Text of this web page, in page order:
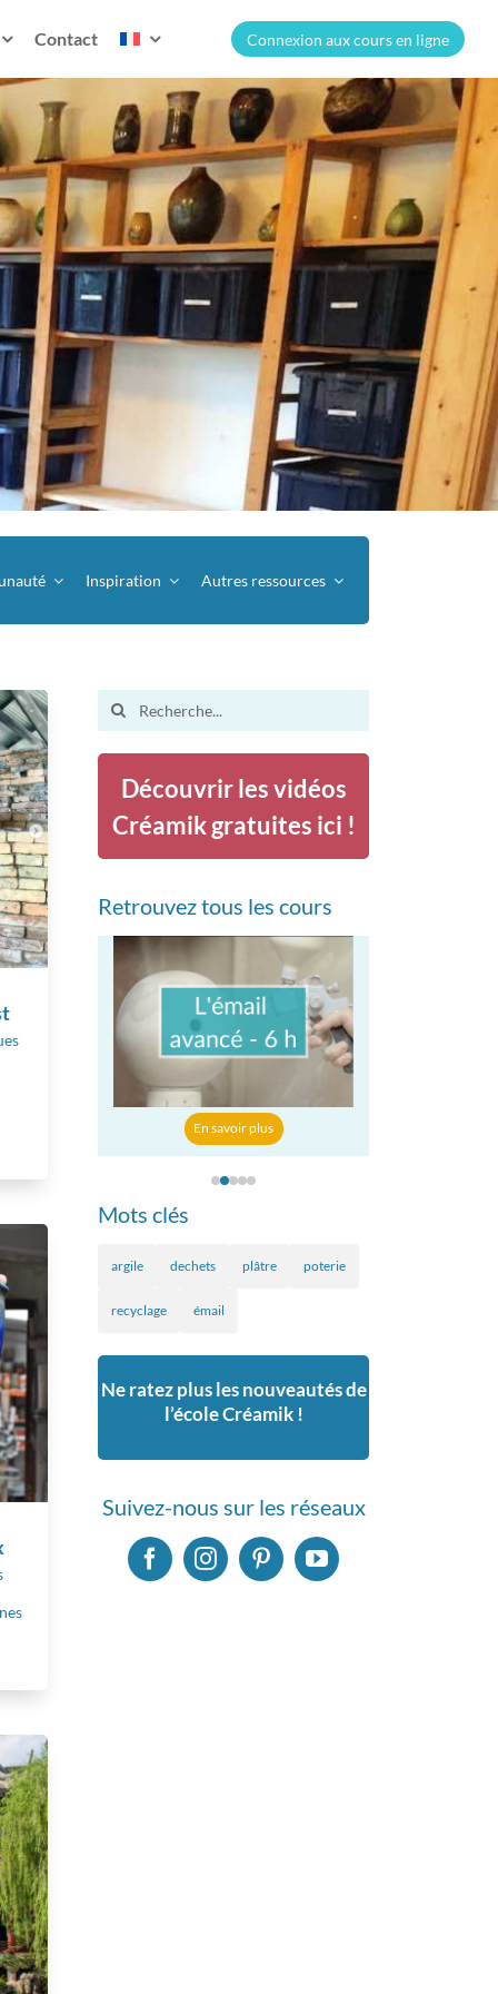
Contact Connexion aux cours en ligne
Inspiration Autres ressources
Search
for:
Découvrir les vidéos
Créamik gratuites ici !
Retrouvez tous les cours
En savoir plus
Mots clés
argile dechets plâtre poterie
recyclage émail
Ne ratez plus les nouveautés de
l’école Créamik !
Suivez-nous sur les réseaux